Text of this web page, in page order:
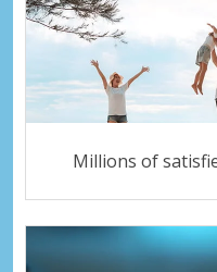
Millions of